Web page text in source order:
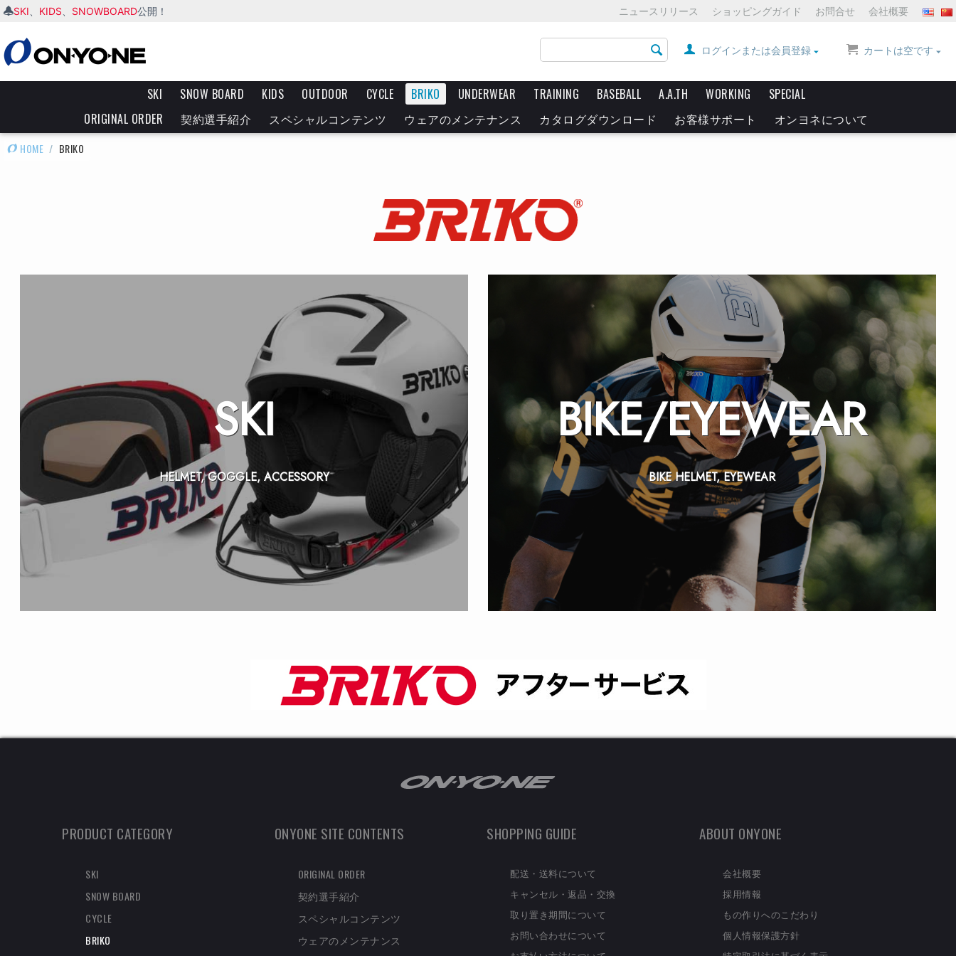
SKI KIDS SNOWBOARD公開！ ニュースリリース ショッピングガイド お問合せ 会社概要
カートは空です
ログインまたは会員登録
SKI SNOW BOARD KIDS OUTDOOR CYCLE BRIKO UNDERWEAR TRAINING BASEBALL A.A.TH WORKING
SPECIAL
ORIGINAL ORDER
契約選手紹介 スペシャルコンテンツ ウェアのメンテナンス カタログダウンロード お客様サポート オンヨネについて
HOME / BRIKO
SKI
HELMET, GOGGLE, ACCESSORY
BIKE/EYEWEAR
BIKE HELMET, EYEWEAR
PRODUCT CATEGORY
SKI
SNOW BOARD
CYCLE
BRIKO
ONYONE SITE CONTENTS
ORIGINAL ORDER
契約選手紹介
スペシャルコンテンツ
ウェアのメンテナンス
SHOPPING GUIDE
配送・送料について
キャンセル・返品・交換
取り置き期間について
お問い合わせについて
ABOUT ONYONE
会社概要
採用情報
もの作りへのこだわり
個人情報保護方針